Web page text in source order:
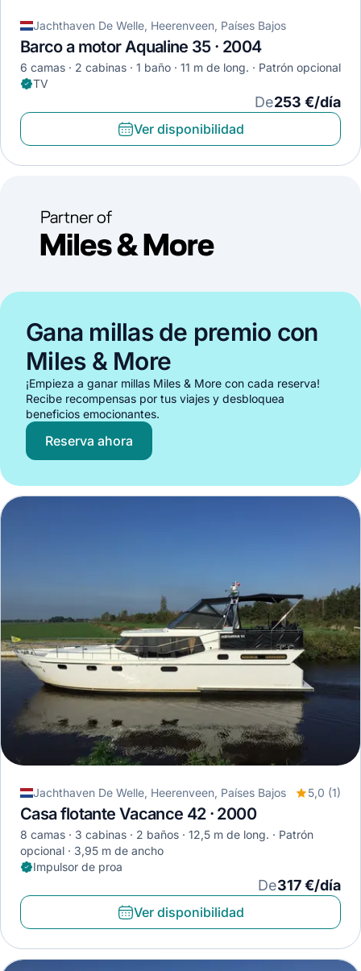
Jachthaven De Welle, Heerenveen, Países Bajos
Barco a motor Aqualine 35 · 2004
6 camas 2 cabinas 1 baño 11 m de long.
Patrón opcional
TV
De253 €/día
Ver disponibilidad
Gana millas de premio con
Miles & More
¡Empieza a ganar millas Miles & More con cada reserva!
Recibe recompensas por tus viajes y desbloquea
beneficios emocionantes.
Reserva ahora
Jachthaven De Welle, Heerenveen, Países Bajos 5,0 (1)
Casa flotante Vacance 42 · 2000
8 camas 3 cabinas 2 baños 12,5 m de long.
Patrón
opcional
3,95 m de ancho
Impulsor de proa
De317 €/día
Ver disponibilidad